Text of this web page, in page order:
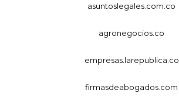
asuntoslegales.com.co
agronegocios.co
empresas.larepublica.co
firmasdeabogados.com